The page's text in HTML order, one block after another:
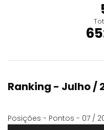
Ranking - Julho /
Posições - Pontos - 07 /